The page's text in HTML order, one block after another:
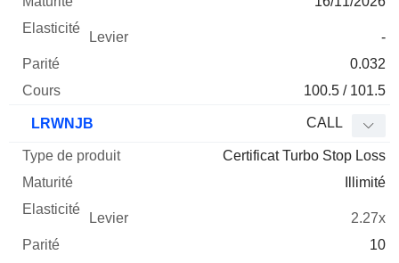
-
0.032
100.5 / 101.5
LRWNJB CALL
Certificat Turbo Stop Loss
Illimité
2.27x
10